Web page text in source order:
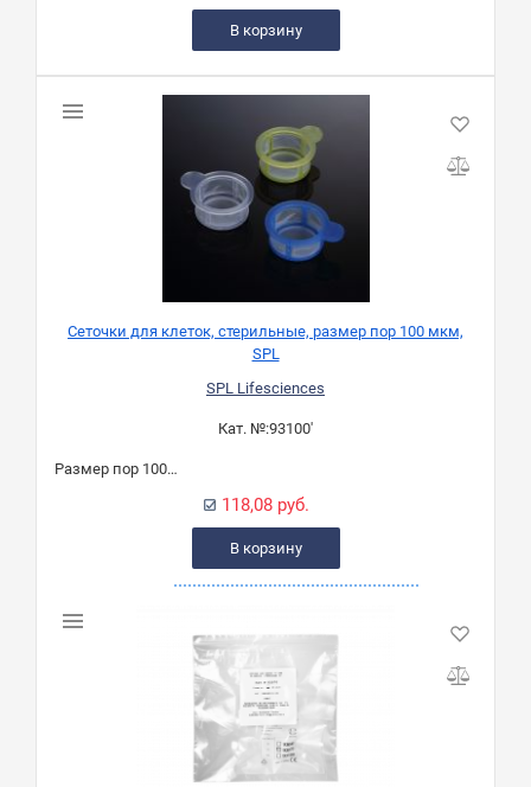
В корзину
Сеточки для клеток, стерильные, размер пор 100 мкм,
SPL
SPL Lifesciences
Кат. №:93100'
Размер пор 100 мкм
118,08 руб.
В корзину